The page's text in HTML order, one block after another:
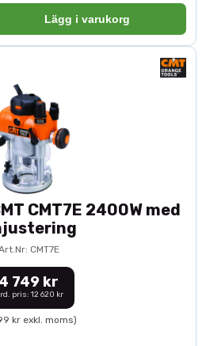
Lägg i varukorg
CMT7E 2400W med
CMT7E
4 749 kr
pris: 12 620 kr
kr exkl. moms)